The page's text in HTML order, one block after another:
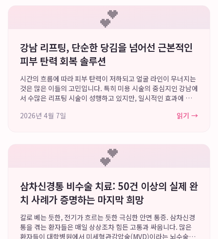
💕
강남 리프팅, 단순한 당김을 넘어선 근본적인
피부 탄력 회복 솔루션
시간의 흐름에 따라 피부 탄력이 저하되고 얼굴 라인이 무너지는
것은 많은 이들의 고민입니다. 특히 미용 시술의 중심지인 강남에
서 수많은 리프팅 시술이 성행하고 있지만, 일시적인 효과에 그치
티에이징은 단순히 처진 피부를 ...
2026년 4월 7일 읽기 →
💕
삼차신경통 비수술 치료: 50건 이상의 실제 완
치 사례가 증명하는 마지막 희망
칼로 베는 듯한, 전기가 흐르는 듯한 극심한 안면 통증. 삼차신경
통을 겪는 환자들은 매일 상상조차 힘든 고통과 싸웁니다. 많은
환자들이 대학병원에서 미세혈관감압술(MVD)이라는 뇌수술을